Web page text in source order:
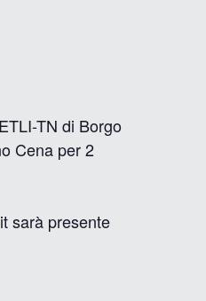
TN di Borgo
Cena per 2
sarà presente